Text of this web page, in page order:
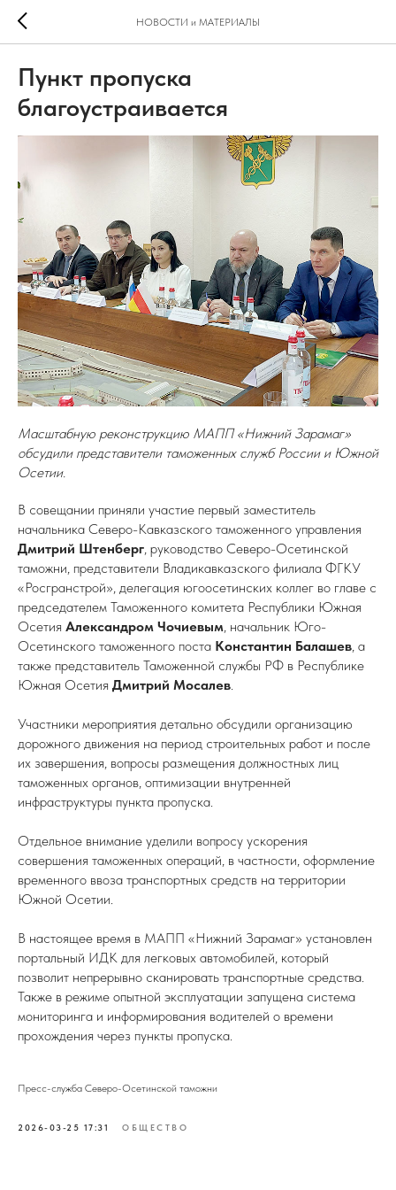
НОВОСТИ и МАТЕРИАЛЫ
Пункт пропуска
благоустраивается
Масштабную реконструкцию МАПП «Нижний Зарамаг»
обсудили представители таможенных служб России и Южной
Осетии.
В совещании приняли участие первый заместитель
начальника Северо-Кавказского таможенного управления
Дмитрий Штенберг, руководство Северо-Осетинской
таможни, представители Владикавказского филиала ФГКУ
«Росгранстрой», делегация югоосетинских коллег во главе с
председателем Таможенного комитета Республики Южная
Осетия Александром Чочиевым, начальник Юго-
Осетинского таможенного поста Константин Балашев, а
также представитель Таможенной службы РФ в Республике
Южная Осетия Дмитрий Мосалев.
Участники мероприятия детально обсудили организацию
дорожного движения на период строительных работ и после
их завершения, вопросы размещения должностных лиц
таможенных органов, оптимизации внутренней
инфраструктуры пункта пропуска.
Отдельное внимание уделили вопросу ускорения
совершения таможенных операций, в частности, оформление
временного ввоза транспортных средств на территории
Южной Осетии.
В настоящее время в МАПП «Нижний Зарамаг» установлен
портальный ИДК для легковых автомобилей, который
позволит непрерывно сканировать транспортные средства.
Также в режиме опытной эксплуатации запущена система
мониторинга и информирования водителей о времени
прохождения через пункты пропуска.
Пресс-служба Северо-Осетинской таможни
2026-03-25 17:31 ОБЩЕСТВО